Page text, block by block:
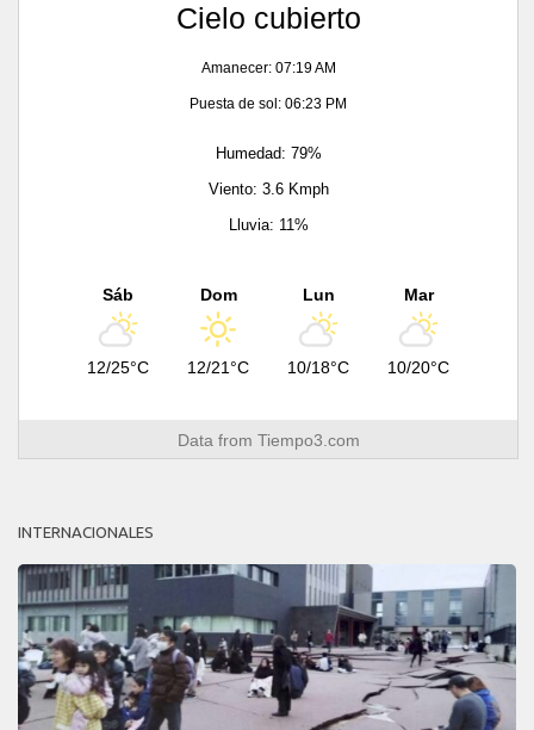
Cielo cubierto
Amanecer: 07:19 AM
Puesta de sol: 06:23 PM
Humedad: 79%
Viento: 3.6 Kmph
Lluvia: 11%
Sáb
12/25°C
Dom
12/21°C
Lun
10/18°C
Mar
10/20°C
Data from Tiempo3.com
INTERNACIONALES